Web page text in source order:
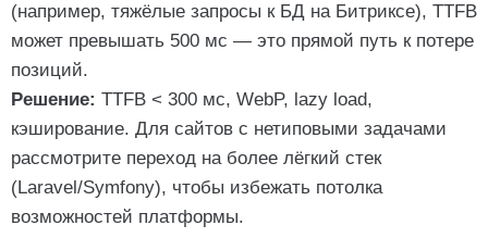
(например, тяжёлые запросы к БД на Битриксе), TTFB
может превышать 500 мс — это прямой путь к потере
позиций.
Решение: TTFB < 300 мс, WebP, lazy load,
кэширование. Для сайтов с нетиповыми задачами
рассмотрите переход на более лёгкий стек
(Laravel/Symfony), чтобы избежать потолка
возможностей платформы.